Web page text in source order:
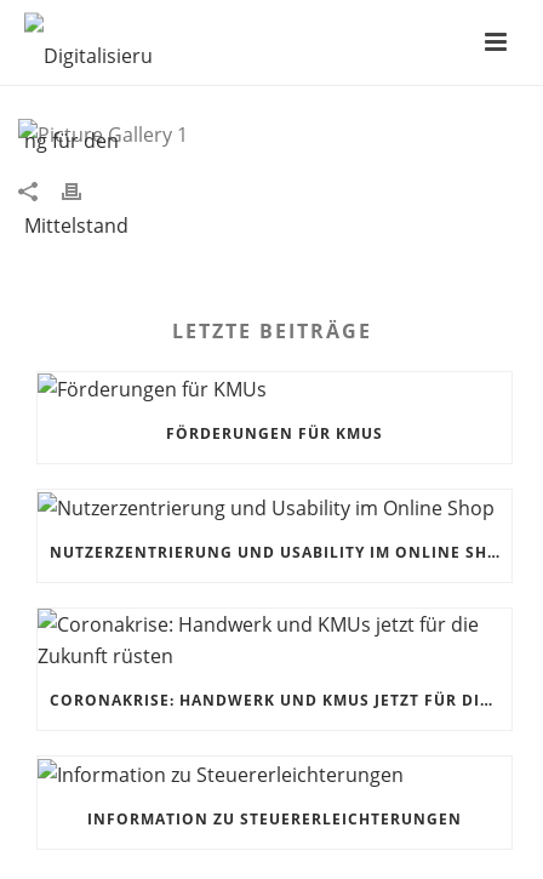
PICTURE GALLERY 1
LETZTE BEITRÄGE
FÖRDERUNGEN FÜR KMUS
NUTZERZENTRIERUNG UND USABILITY IM ONLINE SHOP
CORONAKRISE: HANDWERK UND KMUS JETZT FÜR DIE ZUKUNFT RÜSTEN
INFORMATION ZU STEUERERLEICHTERUNGEN